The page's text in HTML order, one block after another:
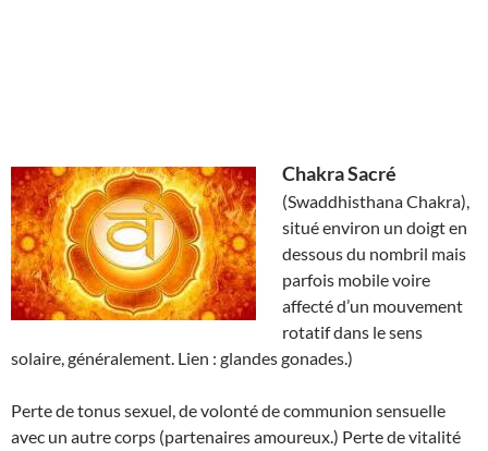
Chakra Sacré
(Swaddhisthana Chakra),
situé environ un doigt en
dessous du nombril mais
parfois mobile voire
affecté d’un mouvement
rotatif dans le sens
solaire, généralement. Lien : glandes gonades.)
Perte de tonus sexuel, de volonté de communion sensuelle
avec un autre corps (partenaires amoureux.) Perte de vitalité